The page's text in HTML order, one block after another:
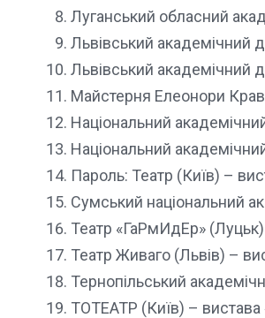
Луганський обласний
Львівський академічний
Львівський академічний
Майстерня Елеонори
Національний
Національний
Пароль: Театр (Київ) –
Сумський національний
Театр «ГаРмИдЕр»
Театр Живаго (Львів) –
Тернопільський
ТОТЕАТР (Київ) – вистава